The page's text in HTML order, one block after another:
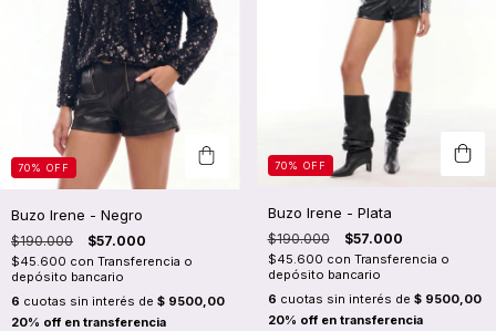
70% OFF
Buzo Irene - Negro
$190.000 $57.000
$45.600 con Transferencia o
depósito bancario
6 cuotas sin interés de $ 9500,00
70% OFF
Buzo Irene - Plata
$190.000 $57.000
$45.600 con Transferencia o
depósito bancario
6 cuotas sin interés de $ 9500,00